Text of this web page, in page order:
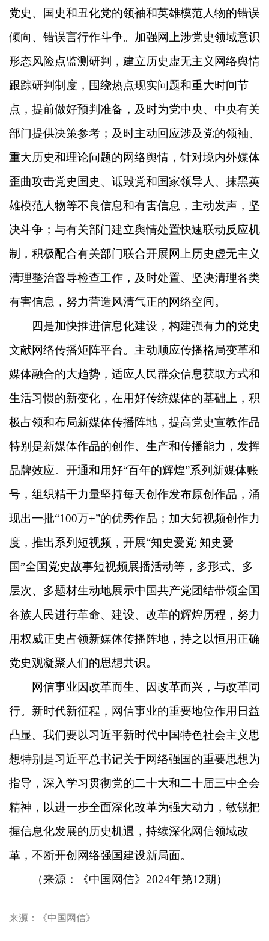
党史、国史和丑化党的领袖和英雄模范人物的错误
倾向、错误言行作斗争。加强网上涉党史领域意识
形态风险点监测研判，建立历史虚无主义网络舆情
跟踪研判制度，围绕热点现实问题和重大时间节
点，提前做好预判准备，及时为党中央、中央有关
部门提供决策参考；及时主动回应涉及党的领袖、
重大历史和理论问题的网络舆情，针对境内外媒体
歪曲攻击党史国史、诋毁党和国家领导人、抹黑英
雄模范人物等不良信息和有害信息，主动发声，坚
决斗争；与有关部门建立舆情处置快速联动反应机
制，积极配合有关部门联合开展网上历史虚无主义
清理整治督导检查工作，及时处置、坚决清理各类
有害信息，努力营造风清气正的网络空间。
四是加快推进信息化建设，构建强有力的党史
文献网络传播矩阵平台。主动顺应传播格局变革和
媒体融合的大趋势，适应人民群众信息获取方式和
生活习惯的新变化，在用好传统媒体的基础上，积
极占领和布局新媒体传播阵地，提高党史宣教作品
特别是新媒体作品的创作、生产和传播能力，发挥
品牌效应。开通和用好“百年的辉煌”系列新媒体账
号，组织精干力量坚持每天创作发布原创作品，涌
现出一批“100万+”的优秀作品；加大短视频创作力
度，推出系列短视频，开展“知史爱党 知史爱
国”全国党史故事短视频展播活动等，多形式、多
层次、多题材生动地展示中国共产党团结带领全国
各族人民进行革命、建设、改革的辉煌历程，努力
用权威正史占领新媒体传播阵地，持之以恒用正确
党史观凝聚人们的思想共识。
网信事业因改革而生、因改革而兴，与改革同
行。新时代新征程，网信事业的重要地位作用日益
凸显。我们要以习近平新时代中国特色社会主义思
想特别是习近平总书记关于网络强国的重要思想为
指导，深入学习贯彻党的二十大和二十届三中全会
精神，以进一步全面深化改革为强大动力，敏锐把
握信息化发展的历史机遇，持续深化网信领域改
革，不断开创网络强国建设新局面。
（来源：《中国网信》2024年第12期）
来源： 《中国网信》